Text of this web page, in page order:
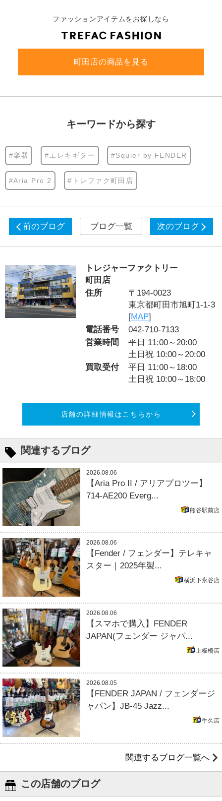
ファッションアイテムをお探しなら
町田店の商品を見る
キーワードから探す
#楽器 #エレキギター #Squier by FENDER
#Aria Pro 2 #トレファク町田店
前のブログ ブログ一覧 次のブログ
トレジャーファクトリー
町田店
住所
〒194-0023
東京都町田市旭町1-1-3
[MAP]
電話番号
042-710-7133
営業時間
平日 11:00～20:00
土日祝 10:00～20:00
買取受付
平日 11:00～18:00
土日祝 10:00～18:00
店舗の詳細情報はこちらから
関連するブログ
2026.08.06
【Aria Pro II / アリアプロツー】
714-AE200 Everg...
熊谷駅前店
2026.08.06
【Fender / フェンダー】テレキャ
スター｜2025年製...
横浜下永谷店
2026.08.06
【スマホで購入】FENDER
JAPAN(フェンダー ジャパ...
上板橋店
2026.08.05
【FENDER JAPAN / フェンダージ
ャパン】JB-45 Jazz...
牛久店
関連するブログ一覧へ
この店舗のブログ